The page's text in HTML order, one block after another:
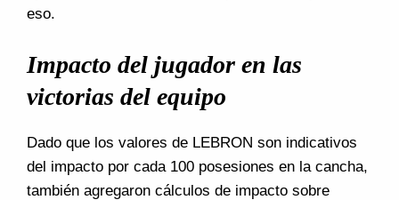
eso.
Impacto del jugador en las
victorias del equipo
Dado que los valores de LEBRON son indicativos
del impacto por cada 100 posesiones en la cancha,
también agregaron cálculos de impacto sobre